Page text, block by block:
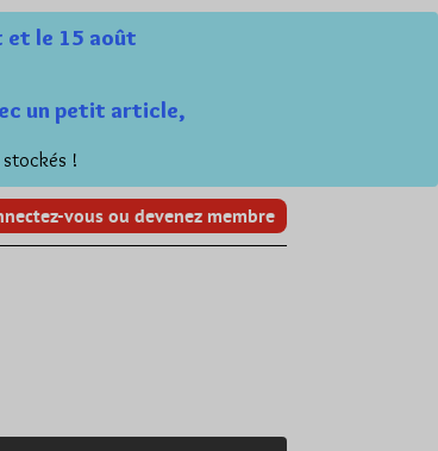
et le 15 août
un petit article,
stockés !
vous ou devenez membre